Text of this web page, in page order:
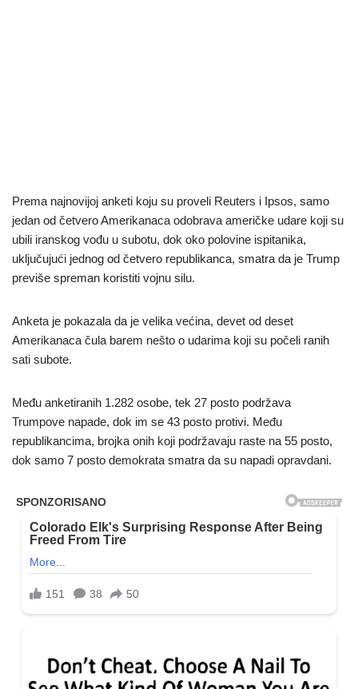
Prema najnovijoj anketi koju su proveli Reuters i Ipsos, samo
jedan od četvero Amerikanaca odobrava američke udare koji su
ubili iranskog vođu u subotu, dok oko polovine ispitanika,
uključujući jednog od četvero republikanca, smatra da je Trump
previše spreman koristiti vojnu silu.
Anketa je pokazala da je velika većina, devet od deset
Amerikanaca čula barem nešto o udarima koji su počeli ranih
sati subote.
Među anketiranih 1.282 osobe, tek 27 posto podržava
Trumpove napade, dok im se 43 posto protivi. Među
republikancima, brojka onih koji podržavaju raste na 55 posto,
dok samo 7 posto demokrata smatra da su napadi opravdani.